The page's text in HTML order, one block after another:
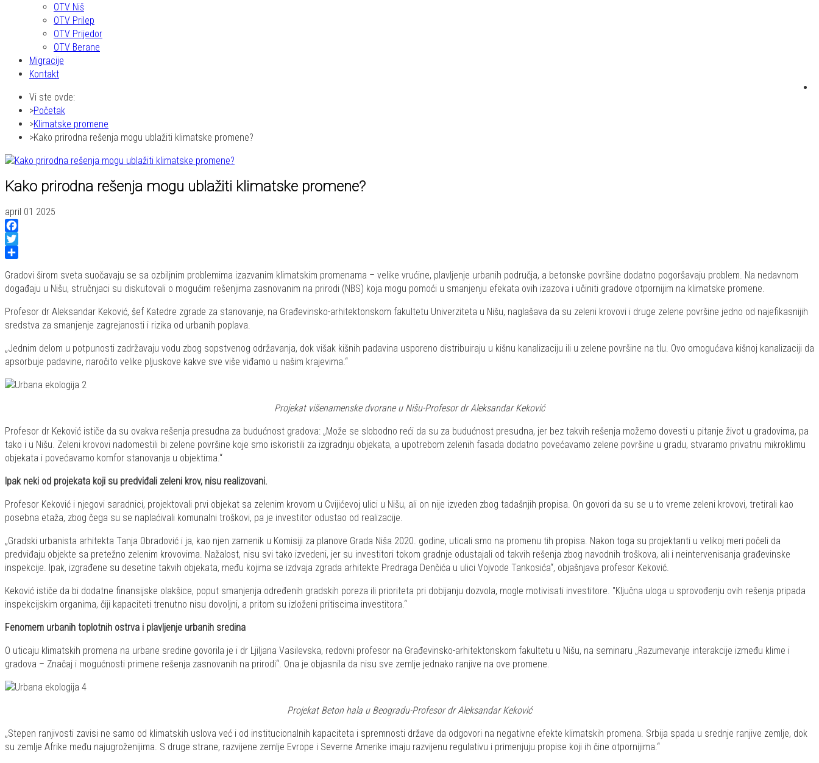
OTV Niš
OTV Prilep
OTV Prijedor
OTV Berane
Migracije
Kontakt
Vi ste ovde:
Početak
Klimatske promene
Kako prirodna rešenja mogu ublažiti klimatske promene?
Kako prirodna rešenja mogu ublažiti klimatske promene?
april 01 2025
Facebook
Twitter
Gradovi širom sveta suočavaju se sa ozbiljnim problemima izazvanim klimatskim promenama – velike vrućine, plavljenje urbanih područja, a betonske površine dodatno pogoršavaju problem. Na nedavnom
događaju u Nišu, stručnjaci su diskutovali o mogućim rešenjima zasnovanim na prirodi (NBS) koja mogu pomoći u smanjenju efekata ovih izazova i učiniti gradove otpornijim na klimatske promene.
Profesor dr Aleksandar Keković, šef Katedre zgrade za stanovanje, na Građevinsko-arhitektonskom fakultetu Univerziteta u Nišu, naglašava da su zeleni krovovi i druge zelene površine jedno od najefikasnijih
sredstva za smanjenje zagrejanosti i rizika od urbanih poplava.
„Jednim delom u potpunosti zadržavaju vodu zbog sopstvenog održavanja, dok višak kišnih padavina usporeno distribuiraju u kišnu kanalizaciju ili u zelene površine na tlu. Ovo omogućava kišnoj kanalizaciji da
apsorbuje padavine, naročito velike pljuskove kakve sve više viđamo u našim krajevima.“
Projekat višenamenske dvorane u Nišu-Profesor dr Aleksandar Keković
Profesor dr Keković ističe da su ovakva rešenja presudna za budućnost gradova: „Može se slobodno reći da su za budućnost presudna, jer bez takvih rešenja možemo dovesti u pitanje život u gradovima, pa
tako i u Nišu. Zeleni krovovi nadomestili bi zelene površine koje smo iskoristili za izgradnju objekata, a upotrebom zelenih fasada dodatno povećavamo zelene površine u gradu, stvaramo privatnu mikroklimu
objekata i povećavamo komfor stanovanja u objektima.“
Ipak neki od projekata koji su predviđali zeleni krov, nisu realizovani.
Profesor Keković i njegovi saradnici, projektovali prvi objekat sa zelenim krovom u Cvijićevoj ulici u Nišu, ali on nije izveden zbog tadašnjih propisa. On govori da su se u to vreme zeleni krovovi, tretirali kao
posebna etaža, zbog čega su se naplaćivali komunalni troškovi, pa je investitor odustao od realizacije.
„Gradski urbanista arhitekta Tanja Obradović i ja, kao njen zamenik u Komisiji za planove Grada Niša 2020. godine, uticali smo na promenu tih propisa. Nakon toga su projektanti u velikoj meri počeli da
predviđaju objekte sa pretežno zelenim krovovima. Nažalost, nisu svi tako izvedeni, jer su investitori tokom gradnje odustajali od takvih rešenja zbog navodnih troškova, ali i neintervenisanja građevinske
inspekcije. Ipak, izgrađene su desetine takvih objekata, među kojima se izdvaja zgrada arhitekte Predraga Denčića u ulici Vojvode Tankosića“, objašnjava profesor Keković.
Keković ističe da bi dodatne finansijske olakšice, poput smanjenja određenih gradskih poreza ili prioriteta pri dobijanju dozvola, mogle motivisati investitore. "Ključna uloga u sprovođenju ovih rešenja pripada
inspekcijskim organima, čiji kapaciteti trenutno nisu dovoljni, a pritom su izloženi pritiscima investitora.“
Fenomem urbanih toplotnih ostrva i plavljenje urbanih sredina
O uticaju klimatskih promena na urbane sredine govorila je i dr Ljiljana Vasilevska, redovni profesor na Građevinsko-arhitektonskom fakultetu u Nišu, na seminaru „Razumevanje interakcije između klime i
gradova – Značaj i mogućnosti primene rešenja zasnovanih na prirodi“. Ona je objasnila da nisu sve zemlje jednako ranjive na ove promene.
Projekat Beton hala u Beogradu-Profesor dr Aleksandar Keković
„Stepen ranjivosti zavisi ne samo od klimatskih uslova već i od institucionalnih kapaciteta i spremnosti države da odgovori na negativne efekte klimatskih promena. Srbija spada u srednje ranjive zemlje, dok
su zemlje Afrike među najugroženijima. S druge strane, razvijene zemlje Evrope i Severne Amerike imaju razvijenu regulativu i primenjuju propise koji ih čine otpornijima.“